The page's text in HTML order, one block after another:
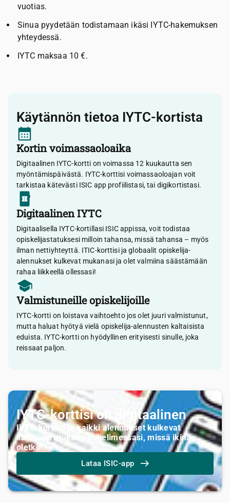
vuotias.
Sinua pyydetään todistamaan ikäsi IYTC-hakemuksen
yhteydessä.
IYTC maksaa 10 €.
Käytännön tietoa IYTC-kortista
Kortin voimassaoloaika
Digitaalinen IYTC-kortti on voimassa 12 kuukautta sen
myöntämispäivästä. IYTC-korttisi voimassaoloajan voit
tarkistaa kätevästi ISIC app profiilistasi, tai digikortistasi.
Digitaalinen IYTC
Digitaalisella IYTC-kortillasi ISIC appissa, voit todistaa
opiskelijastatuksesi milloin tahansa, missä tahansa – myös
ilman nettiyhteyttä. ITIC-korttisi ja globaalit opiskelija-
alennukset kulkevat mukanasi ja olet valmiina säästämään
rahaa liikkeellä ollessasi!
Valmistuneille opiskelijoille
IYTC-kortti on loistava vaihtoehto jos olet juuri valmistunut,
mutta haluat hyötyä vielä opiskelija-alennusten kaltaisista
eduista. IYTC-kortti on hyödyllinen erityisesti sinulle, joka
reissaat paljon.
IYTC-korttisi on digitaalinen
IYTC-korttisi ja kaikki alennukset kulkevat
kätevästi mukana puhelimessasi, missä ikinä
oletkin.
Lataa ISIC-app